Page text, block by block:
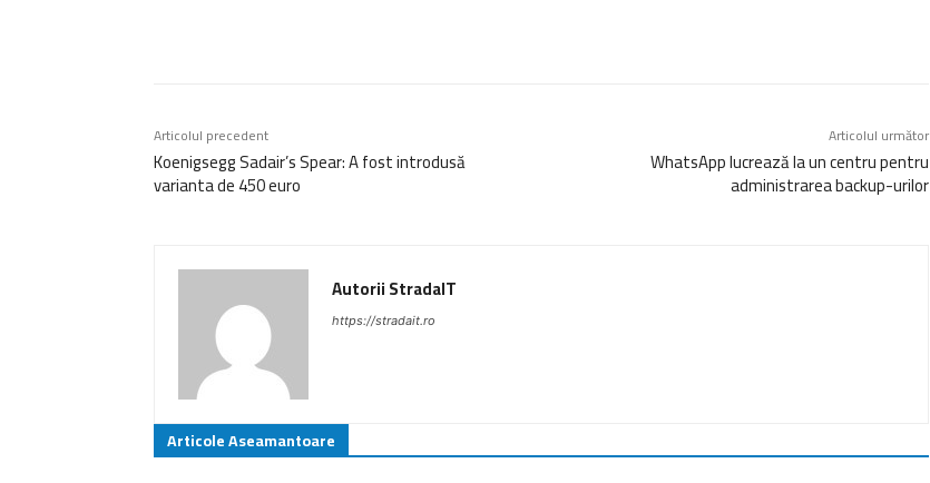
Articolul precedent
Koenigsegg Sadair’s Spear: A fost introdusă
varianta de 450 euro
Articolul următor
WhatsApp lucrează la un centru pentru
administrarea backup-urilor
Autorii StradaIT
https://stradait.ro
Articole Aseamantoare